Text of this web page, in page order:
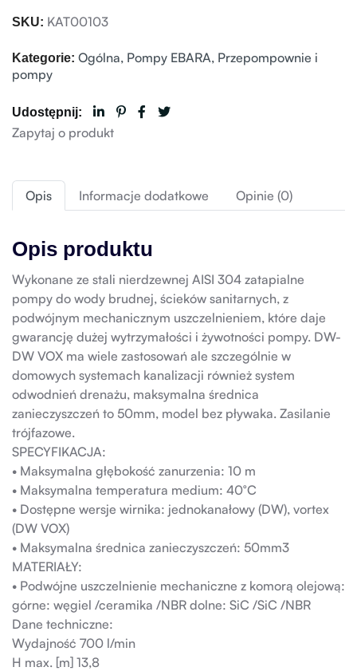
SKU: KAT00103
Kategorie: Ogólna, Pompy EBARA, Przepompownie i
pompy
Udostępnij:
Zapytaj o produkt
Opis Informacje dodatkowe Opinie (0)
Opis produktu
Wykonane ze stali nierdzewnej AISI 304 zatapialne
pompy do wody brudnej, ścieków sanitarnych, z
podwójnym mechanicznym uszczelnieniem, które daje
gwarancję dużej wytrzymałości i żywotności pompy. DW-
DW VOX ma wiele zastosowań ale szczególnie w
domowych systemach kanalizacji również system
odwodnień drenażu, maksymalna średnica
zanieczyszczeń to 50mm, model bez pływaka. Zasilanie
trójfazowe.
SPECYFIKACJA:
• Maksymalna głębokość zanurzenia: 10 m
• Maksymalna temperatura medium: 40°C
• Dostępne wersje wirnika: jednokanałowy (DW), vortex
(DW VOX)
• Maksymalna średnica zanieczyszczeń: 50mm3
MATERIAŁY:
• Podwójne uszczelnienie mechaniczne z komorą olejową:
górne: węgiel /ceramika /NBR dolne: SiC /SiC /NBR
Dane techniczne:
Wydajność 700 l/min
H max. [m] 13,8